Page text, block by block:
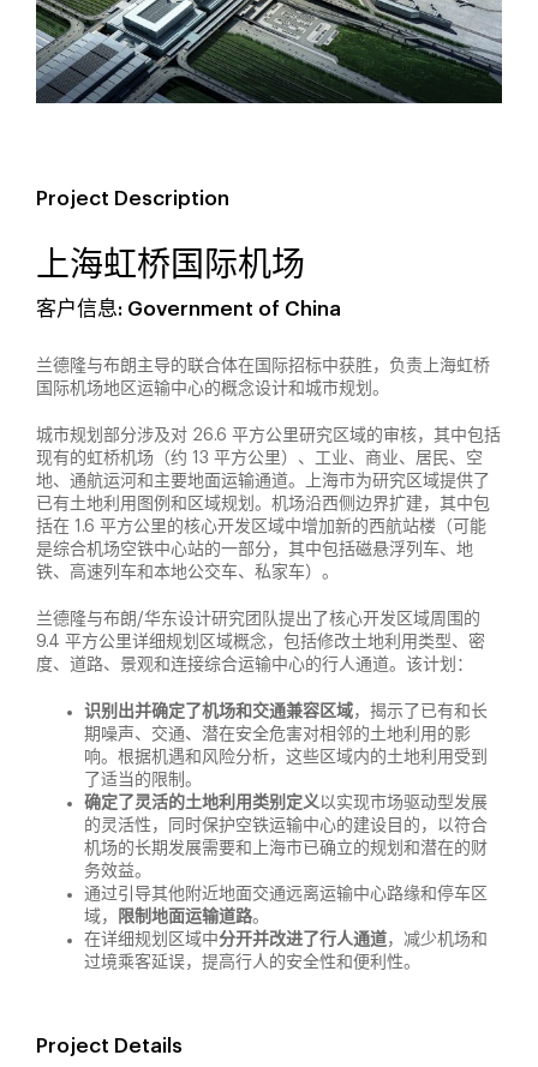
Project Description
上海虹桥国际机场
客户信息: Government of China
兰德隆与布朗主导的联合体在国际招标中获胜，负责上海虹桥
国际机场地区运输中心的概念设计和城市规划。
城市规划部分涉及对 26.6 平方公里研究区域的审核，其中包括
现有的虹桥机场（约 13 平方公里）、工业、商业、居民、空
地、通航运河和主要地面运输通道。上海市为研究区域提供了
已有土地利用图例和区域规划。机场沿西侧边界扩建，其中包
括在 1.6 平方公里的核心开发区域中增加新的西航站楼（可能
是综合机场空铁中心站的一部分，其中包括磁悬浮列车、地
铁、高速列车和本地公交车、私家车）。
兰德隆与布朗/华东设计研究团队提出了核心开发区域周围的
9.4 平方公里详细规划区域概念，包括修改土地利用类型、密
度、道路、景观和连接综合运输中心的行人通道。该计划：
识别出并确定了机场和交通兼容区域，揭示了已有和长
期噪声、交通、潜在安全危害对相邻的土地利用的影
响。根据机遇和风险分析，这些区域内的土地利用受到
了适当的限制。
确定了灵活的土地利用类别定义 以实现市场驱动型发展
的灵活性，同时保护空铁运输中心的建设目的，以符合
机场的长期发展需要和上海市已确立的规划和潜在的财
务效益。
通过引导其他附近地面交通远离运输中心路缘和停车区
域，
限制地面运输道路。
在详细规划区域中分开并改进了行人通道，减少机场和
过境乘客延误，提高行人的安全性和便利性。
Project Details